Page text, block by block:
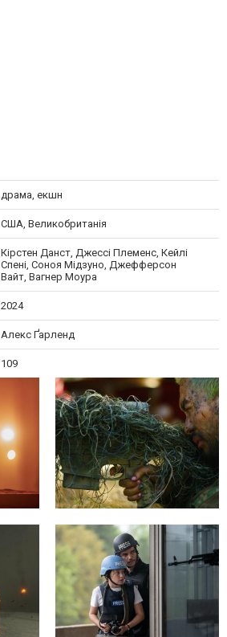
драма, екшн
США, Великобританія
Кірстен Данст, Джессі Племенс, Кейлі
Спені, Соноя Мідзуно, Джефферсон
Вайт, Вагнер Моура
2024
Алекс Ґарленд
109